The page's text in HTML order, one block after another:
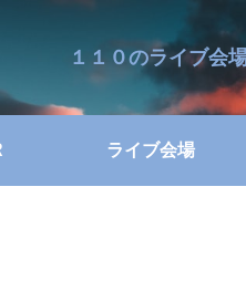
１１０のライブ会
ライブ会場